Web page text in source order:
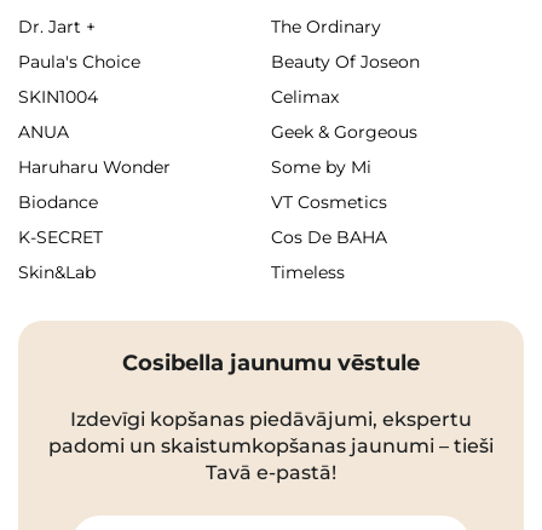
Dr. Jart +
The Ordinary
Paula's Choice
Beauty Of Joseon
SKIN1004
Celimax
ANUA
Geek & Gorgeous
Haruharu Wonder
Some by Mi
Biodance
VT Cosmetics
K-SECRET
Cos De BAHA
Skin&Lab
Timeless
Cosibella jaunumu vēstule
Izdevīgi kopšanas piedāvājumi, ekspertu
padomi un skaistumkopšanas jaunumi – tieši
Tavā e-pastā!